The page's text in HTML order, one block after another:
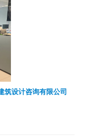
筑设计咨询有限公司